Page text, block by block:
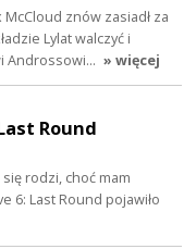
znów zasiadł za
Lylat walczyć i
Androssowi… » więcej
Round
rodzi, choć mam
6: Last Round pojawiło